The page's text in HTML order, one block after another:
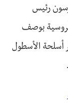
رئيس
بوصف
أسلحة الأسطول